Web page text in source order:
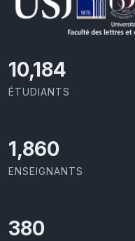
11,110
ÉTUDIANTS
2,029
ENSEIGNANTS
414